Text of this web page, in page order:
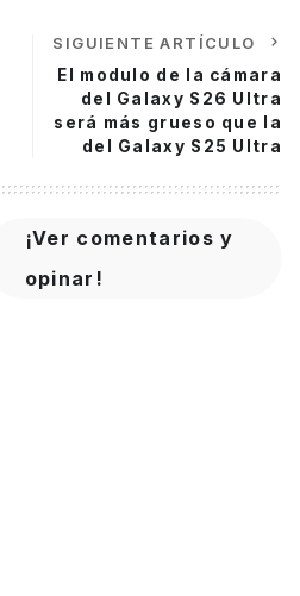
SIGUIENTE ARTÍCULO
El modulo de la cámara
del Galaxy S26 Ultra
será más grueso que la
del Galaxy S25 Ultra
¡Ver comentarios y
opinar!